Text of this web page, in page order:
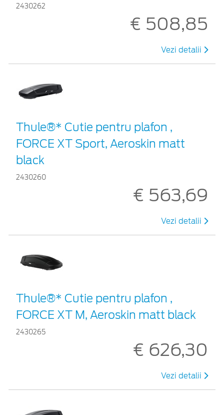
2430262
€ 508,85
Vezi detalii
Thule®* Cutie pentru plafon ,
FORCE XT Sport, Aeroskin matt
black
2430260
€ 563,69
Vezi detalii
Thule®* Cutie pentru plafon ,
FORCE XT M, Aeroskin matt black
2430265
€ 626,30
Vezi detalii